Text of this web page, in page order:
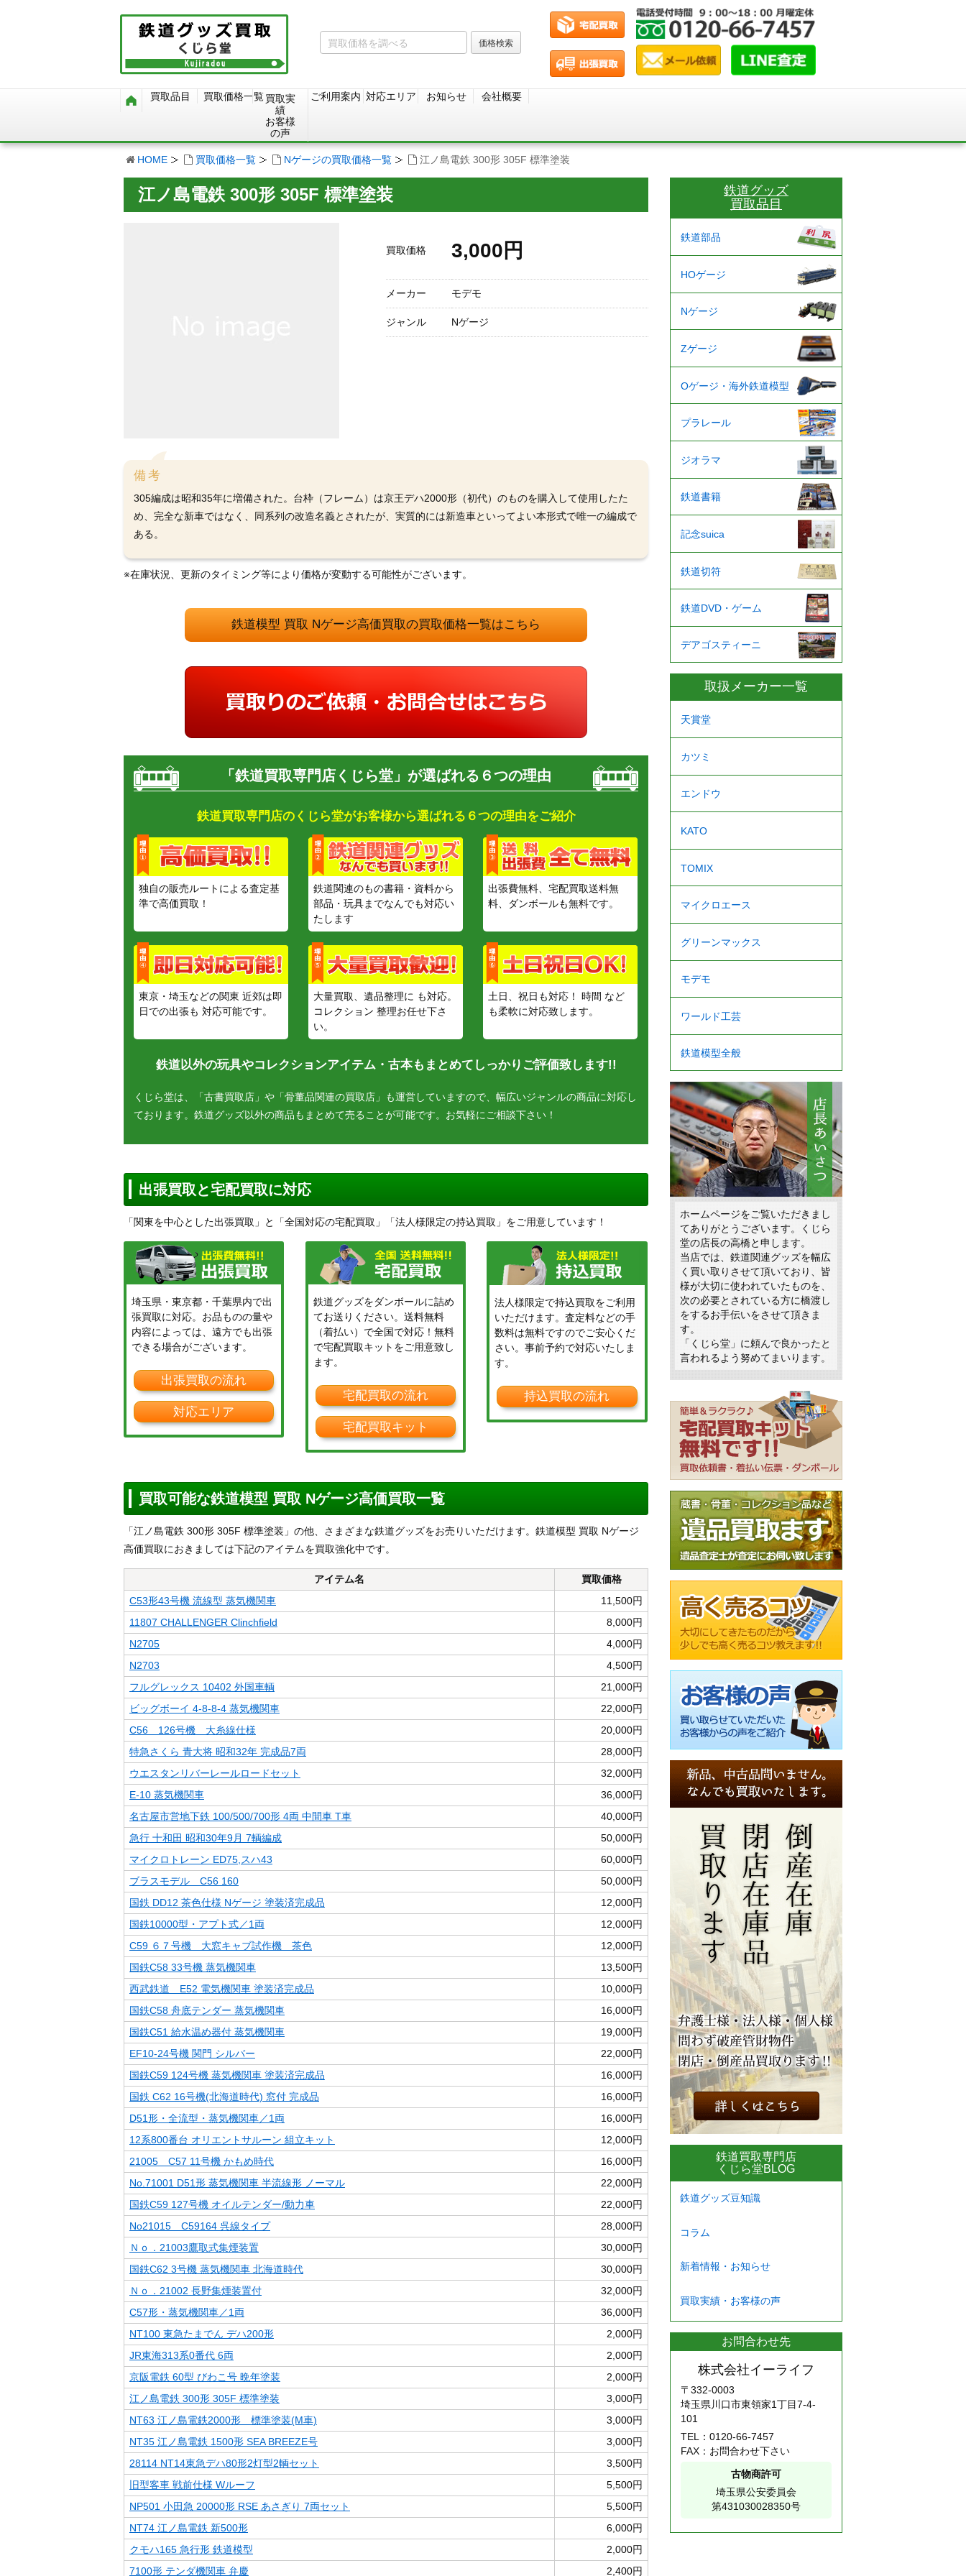
買取品目 買取価格一覧買取実
績
お客様
の声
ご利用案内 対応エリア お知らせ 会社概要
HOME 買取価格一覧 Nゲージの買取価格一覧 江ノ島電鉄 300形 305F 標準塗装
江ノ島電鉄 300形 305F 標準塗装
買取価格 3,000円
メーカー モデモ
ジャンル Nゲージ
備考
305編成は昭和35年に増備された。台枠（フレーム）は京王デハ2000形（初代）のものを購入して使用したた
め、完全な新車ではなく、同系列の改造名義とされたが、実質的には新造車といってよい本形式で唯一の編成で
ある。
※在庫状況、更新のタイミング等により価格が変動する可能性がございます。
鉄道模型 買取 Nゲージ高価買取の買取価格一覧はこちら
「鉄道買取専門店くじら堂」が選ばれる６つの理由
鉄道買取専門店のくじら堂がお客様から選ばれる６つの理由をご紹介
独自の販売ルートによる査定基
準で高価買取！
鉄道関連のもの書籍・資料から
部品・玩具までなんでも対応い
たします
出張費無料、宅配買取送料無
料、ダンボールも無料です。
東京・埼玉などの関東 近郊は即
日での出張も 対応可能です。
大量買取、遺品整理に も対応。
コレクション 整理お任せ下さ
い。
土日、祝日も対応！ 時間 など
も柔軟に対応致します。
鉄道以外の玩具やコレクションアイテム・古本もまとめてしっかりご評価致します!!
くじら堂は、「古書買取店」や「骨董品関連の買取店」も運営していますので、幅広いジャンルの商品に対応し
ております。鉄道グッズ以外の商品もまとめて売ることが可能です。お気軽にご相談下さい！
出張買取と宅配買取に対応
「関東を中心とした出張買取」と「全国対応の宅配買取」「法人様限定の持込買取」をご用意しています！
埼玉県・東京都・千葉県内で出
張買取に対応。お品ものの量や
内容によっては、遠方でも出張
できる場合がございます。
出張買取の流れ
対応エリア
鉄道グッズをダンボールに詰め
てお送りください。送料無料
（着払い）で全国で対応！無料
で宅配買取キットをご用意致し
ます。
宅配買取の流れ
宅配買取キット
法人様限定で持込買取をご利用
いただけます。査定料などの手
数料は無料ですのでご安心くだ
さい。事前予約で対応いたしま
す。
持込買取の流れ
買取可能な鉄道模型 買取 Nゲージ高価買取一覧
「江ノ島電鉄 300形 305F 標準塗装」の他、さまざまな鉄道グッズをお売りいただけます。鉄道模型 買取 Nゲージ
高価買取におきましては下記のアイテムを買取強化中です。
アイテム名
買取価格
C53形43号機 流線型 蒸気機関車
11,500円
11807 CHALLENGER Clinchfield
8,000円
N2705
4,000円
N2703
4,500円
フルグレックス 10402 外国車輌
21,000円
ビッグボーイ 4-8-8-4 蒸気機関車
22,000円
C56 126号機 大糸線仕様
20,000円
特急さくら 青大将 昭和32年 完成品7両
28,000円
ウエスタンリバーレールロードセット
32,000円
E-10 蒸気機関車
36,000円
名古屋市営地下鉄 100/500/700形 4両 中間車 T車
40,000円
急行 十和田 昭和30年9月 7輌編成
50,000円
マイクロトレーン ED75,スハ43
60,000円
ブラスモデル C56 160
50,000円
国鉄 DD12 茶色仕様 Nゲージ 塗装済完成品
12,000円
国鉄10000型・アプト式／1両
12,000円
C59 ６７号機 大窓キャブ試作機 茶色
12,000円
国鉄C58 33号機 蒸気機関車
13,500円
西武鉄道 E52 電気機関車 塗装済完成品
10,000円
国鉄C58 舟底テンダー 蒸気機関車
16,000円
国鉄C51 給水温め器付 蒸気機関車
19,000円
EF10-24号機 関門 シルバー
22,000円
国鉄C59 124号機 蒸気機関車 塗装済完成品
16,000円
国鉄 C62 16号機(北海道時代) 窓付 完成品
16,000円
D51形・全流型・蒸気機関車／1両
16,000円
12系800番台 オリエントサルーン 組立キット
12,000円
21005 C57 11号機 かもめ時代
16,000円
No.71001 D51形 蒸気機関車 半流線形 ノーマル
22,000円
国鉄C59 127号機 オイルテンダー/動力車
22,000円
No21015 C59164 呉線タイプ
28,000円
Ｎｏ．21003鷹取式集煙装置
30,000円
国鉄C62 3号機 蒸気機関車 北海道時代
30,000円
Ｎｏ．21002 長野集煙装置付
32,000円
C57形・蒸気機関車／1両
36,000円
NT100 東急たまでん デハ200形
2,000円
JR東海313系0番代 6両
2,000円
京阪電鉄 60型 びわこ号 晩年塗装
2,000円
江ノ島電鉄 300形 305F 標準塗装
3,000円
NT63 江ノ島電鉄2000形 標準塗装(M車)
3,000円
NT35 江ノ島電鉄 1500形 SEA BREEZE号
3,000円
28114 NT14東急デハ80形2灯型2輌セット
3,500円
旧型客車 戦前仕様 Wルーフ
5,500円
NP501 小田急 20000形 RSE あさぎり 7両セット
5,500円
NT74 江ノ島電鉄 新500形
6,000円
クモハ165 急行形 鉄道模型
2,000円
7100形 テンダ機関車 弁慶
2,400円
鉄道グッズ
買取品目
鉄道部品
HOゲージ
Nゲージ
Zゲージ
Oゲージ・海外鉄道模型
プラレール
ジオラマ
鉄道書籍
記念suica
鉄道切符
鉄道DVD・ゲーム
デアゴスティーニ
取扱メーカー一覧
天賞堂
カツミ
エンドウ
KATO
TOMIX
マイクロエース
グリーンマックス
モデモ
ワールド工芸
鉄道模型全般
ホームページをご覧いただきまし
てありがとうございます。くじら
堂の店長の高橋と申します。
当店では、鉄道関連グッズを幅広
く買い取りさせて頂いており、皆
様が大切に使われていたものを、
次の必要とされている方に橋渡し
をするお手伝いをさせて頂きま
す。
「くじら堂」に頼んで良かったと
言われるよう努めてまいります。
鉄道買取専門店
くじら堂BLOG
鉄道グッズ豆知識
コラム
新着情報・お知らせ
買取実績・お客様の声
お問合わせ先
株式会社イーライフ
〒332-0003
埼玉県川口市東領家1丁目7-4-
101
TEL： 0120-66-7457
FAX：お問合わせ下さい
古物商許可
埼玉県公安委員会
第431030028350号